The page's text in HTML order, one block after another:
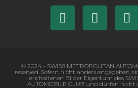
© 2024 - SWISS METROPOLITAN
reserved. Sofern nicht anders angegeben,
enthaltenen Bilder Eigentum des
AUTOMOBILE CLUB und dürfen